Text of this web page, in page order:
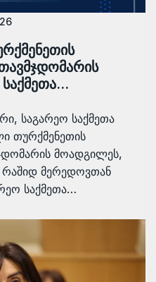
საგარეო საქმეთა
თურქმენეთის
მოადგილეს,
რაშიდ მერედოვთან
საქმეთა…